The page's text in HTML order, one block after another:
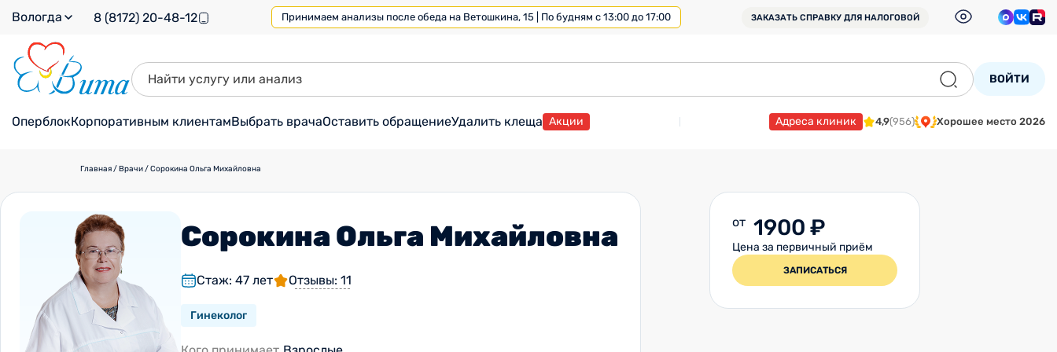
Вологда 8 (8172) 20-48-12 Принимаем анализы после обеда на Ветошкина, 15 | По будням с 13:00 до 17:00 ЗАКАЗАТЬ СПРАВКУ ДЛЯ НАЛОГОВОЙ
ВОЙТИ
ОперблокКорпоративным клиентамВыбрать врачаОставить обращениеУдалить клеща Акции Адреса клиник 4,9(956) Хорошее место 2026
Главная/Врачи/Сорокина Ольга Михайловна
Сорокина Ольга Михайловна
Стаж: 47 лет Отзывы: 11
Гинеколог
от 1900 ₽
Цена за первичный приём
ЗАПИСАТЬСЯ